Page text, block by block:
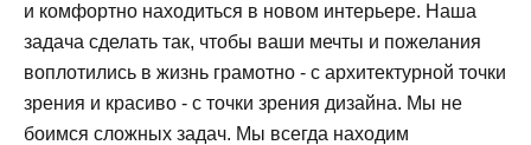
и комфортно находиться в новом интерьере. Наша
задача сделать так, чтобы ваши мечты и пожелания
воплотились в жизнь грамотно - с архитектурной точки
зрения и красиво - с точки зрения дизайна. Мы не
боимся сложных задач. Мы всегда находим